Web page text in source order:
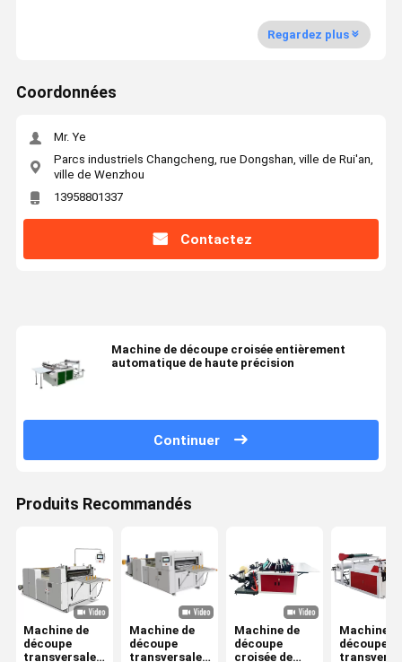
Regardez plus
Coordonnées
Mr. Ye
Parcs industriels Changcheng, rue Dongshan, ville de Rui'an,
ville de Wenzhou
13958801337
Contactez
Machine de découpe croisée entièrement
automatique de haute précision
Continuer
Produits Recommandés
Machine de
découpe
transversale
Machine de
découpe
transversale
Machine de
découpe
croisée de
Machine
découpe